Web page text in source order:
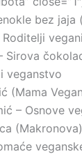
bez jaja
Sirova
veganstvo
(Mama
– Osnove